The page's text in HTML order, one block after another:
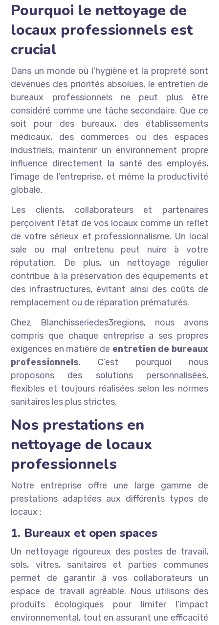
Pourquoi le nettoyage de
locaux professionnels est
crucial
Dans un monde où l’hygiène et la propreté sont
devenues des priorités absolues, le entretien de
bureaux professionnels ne peut plus être
considéré comme une tâche secondaire. Que ce
soit pour des bureaux, des établissements
médicaux, des commerces ou des espaces
industriels, maintenir un environnement propre
influence directement la santé des employés,
l’image de l’entreprise, et même la productivité
globale.
Les clients, collaborateurs et partenaires
perçoivent l’état de vos locaux comme un reflet
de votre sérieux et professionnalisme. Un local
sale ou mal entretenu peut nuire à votre
réputation. De plus, un nettoyage régulier
contribue à la préservation des équipements et
des infrastructures, évitant ainsi des coûts de
remplacement ou de réparation prématurés.
Chez Blanchisseriedes3regions, nous avons
compris que chaque entreprise a ses propres
exigences en matière de entretien de bureaux
professionnels. C’est pourquoi nous
proposons des solutions personnalisées,
flexibles et toujours réalisées selon les normes
sanitaires les plus strictes.
Nos prestations en
nettoyage de locaux
professionnels
Notre entreprise offre une large gamme de
prestations adaptées aux différents types de
locaux :
1. Bureaux et open spaces
Un nettoyage rigoureux des postes de travail,
sols, vitres, sanitaires et parties communes
permet de garantir à vos collaborateurs un
espace de travail agréable. Nous utilisons des
produits écologiques pour limiter l’impact
environnemental, tout en assurant une efficacité